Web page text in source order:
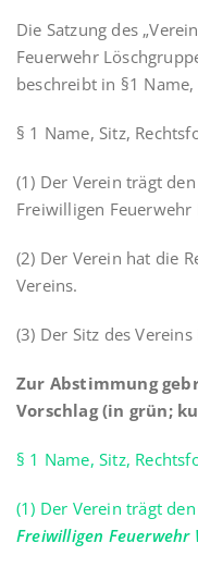
Die Satzung des
Feuerwehr
beschreibt in §1
§ 1 Name, Sitz,
(1) Der Verein trägt
Freiwilligen Feuerwehr
(2) Der Verein hat die
Vereins.
(3) Der Sitz des Vereins
Zur Abstimmung
Vorschlag (in grün;
§ 1 Name, Sitz,
(1) Der Verein trägt
Freiwilligen Feuerwehr